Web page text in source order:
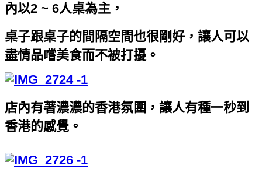
內以2 ~ 6人桌為主，
桌子跟桌子的間隔空間也很剛好，讓人可以
盡情品嚐美食而不被打擾。
店內有著濃濃的香港氛圍，讓人有種一秒到
香港的感覺。